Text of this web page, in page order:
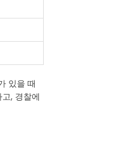
있을 때
, 경찰에